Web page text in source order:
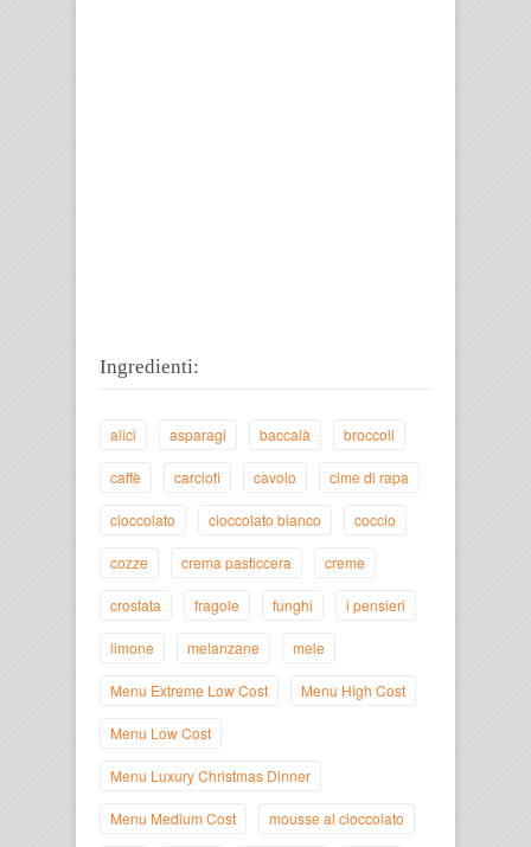
Ingredienti:
alici asparagi baccalà broccoli
caffè carciofi cavolo cime di rapa
cioccolato cioccolato bianco coccio
cozze crema pasticcera creme
crostata fragole funghi i pensieri
limone melanzane mele
Menu Extreme Low Cost Menu High Cost
Menu Low Cost
Menu Luxury Christmas Dinner
Menu Medium Cost mousse al cioccolato